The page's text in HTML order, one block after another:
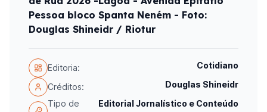
Pessoa bloco Spanta Neném - Foto:
Douglas Shineidr / Riotur
Editoria: Cotidiano
Créditos:
Douglas Shineidr
Tipo de
Editorial Jornalístico e Conteúdo